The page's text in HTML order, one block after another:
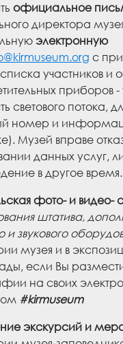
официальное
директора
электронную
с
участников и
приборов -
светового потока,
номер и
Музей вправе
данных услуг,
в другое время.
фото- и видео-
штатива,
и звукового
музея и в
если Вы
на своих
#kirmuseum
экскурсий и